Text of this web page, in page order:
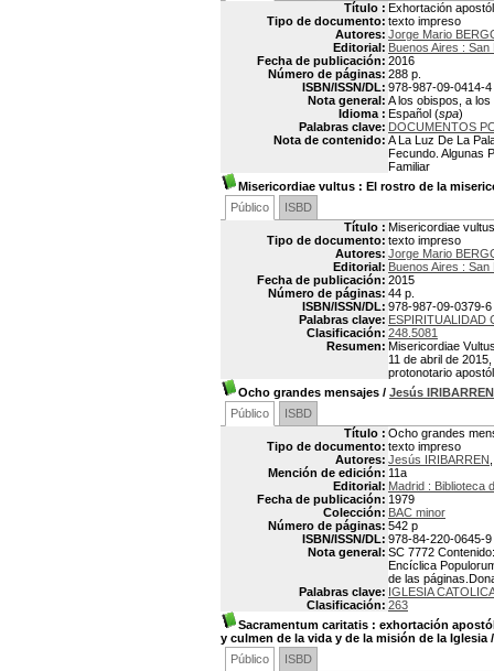
Título : Exhortación
Tipo de documento: texto impreso
Autores: Jorge Mario
Editorial: Buenos Aires : San
Fecha de publicación: 2016
Número de páginas: 288 p.
ISBN/ISSN/DL: 978-987-09-0414-4
Nota general: A los obispos, a
Idioma : Español (spa)
Palabras clave: DOCUMENTOS
Nota de contenido: A La Luz De La
Fecundo. Algunas
Familiar
Misericordiae vultus : El rostro de la
Público
ISBD
Título : Misericordiae
Tipo de documento: texto impreso
Autores: Jorge Mario
Editorial: Buenos Aires : San
Fecha de publicación: 2015
Número de páginas: 44 p.
ISBN/ISSN/DL: 978-987-09-0379-6
Palabras clave: ESPIRITUALIDAD
Clasificación: 248.5081
Resumen: Misericordiae
11 de abril de
protonotario
Ocho grandes mensajes / Jesús IRIBARREN
Público
ISBD
Título : Ocho grandes
Tipo de documento: texto impreso
Autores: Jesús IRIBARREN
Mención de edición: 11a
Editorial: Madrid : Biblioteca
Fecha de publicación: 1979
Colección: BAC minor
Número de páginas: 542 p
ISBN/ISSN/DL: 978-84-220-0645-9
Nota general: SC 7772
Encíclica
de las
Palabras clave: IGLESIA
Clasificación: 263
Sacramentum caritatis : exhortación
y culmen de la vida y de la misión de la Iglesia
Público
ISBD